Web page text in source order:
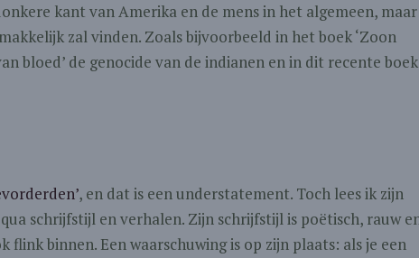
kant van Amerika en de mens in het algemeen, maar
zal vinden. Zoals bijvoorbeeld in het boek ‘Zoon
bloed’ de genocide van de indianen en in dit recente boek
, en dat is een understatement. Toch lees ik zijn
schrijfstijl en verhalen. Zijn schrijfstijl is poëtisch, rauw
binnen. Een waarschuwing is op zijn plaats: als je een